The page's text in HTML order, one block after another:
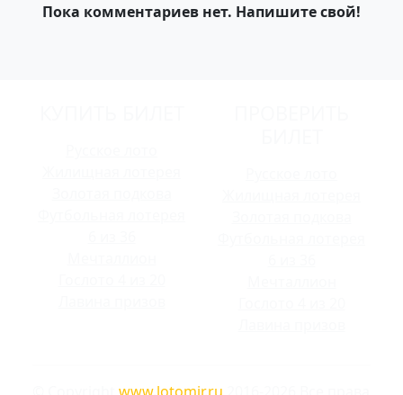
Пока комментариев нет. Напишите свой!